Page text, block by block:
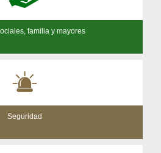
familia y mayores
Seguridad